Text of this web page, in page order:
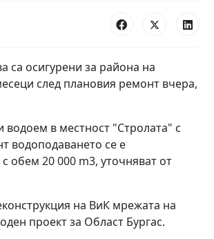
са осигурени за района на
след плановия ремонт вчера,
в местност "Стролата" с
водоподаването се е
обем 20 000 m3, уточняват от
на ВиК мрежата на
проект за Област Бургас.